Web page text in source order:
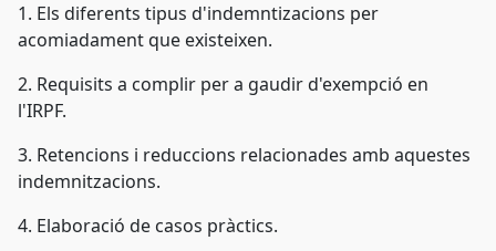
1. Els diferents tipus d'indemntizacions per
acomiadament que existeixen.
2. Requisits a complir per a gaudir d'exempció en
l'IRPF.
3. Retencions i reduccions relacionades amb aquestes
indemnitzacions.
4. Elaboració de casos pràctics.